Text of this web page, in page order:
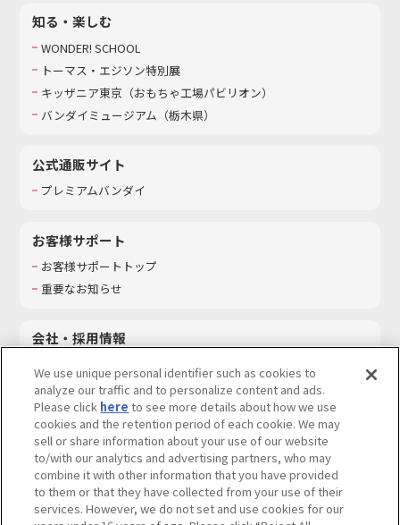
知る・楽しむ
WONDER! SCHOOL
トーマス・エジソン特別展
キッザニア東京（おもちゃ工場パビリオン）​
バンダイミュージアム（栃木県）
公式通販サイト
プレミアムバンダイ
お客様サポート
お客様サポートトップ
重要なお知らせ
会社・採用情報
採用情報
サステナビリティ
お問い合わせ
ウェブサイトご利用条件 ソーシャルメディアポリシー
We use unique personal identifier such as cookies to
analyze our traffic and to personalize content and ads.
Please click here to see more details about how we use
cookies and the retention period of each cookie. We may
sell or share information about your use of our website
to/with our analytics and advertising partners, who may
combine it with other information that you have provided
to them or that they have collected from your use of their
services. However, we do not set and use cookies for our